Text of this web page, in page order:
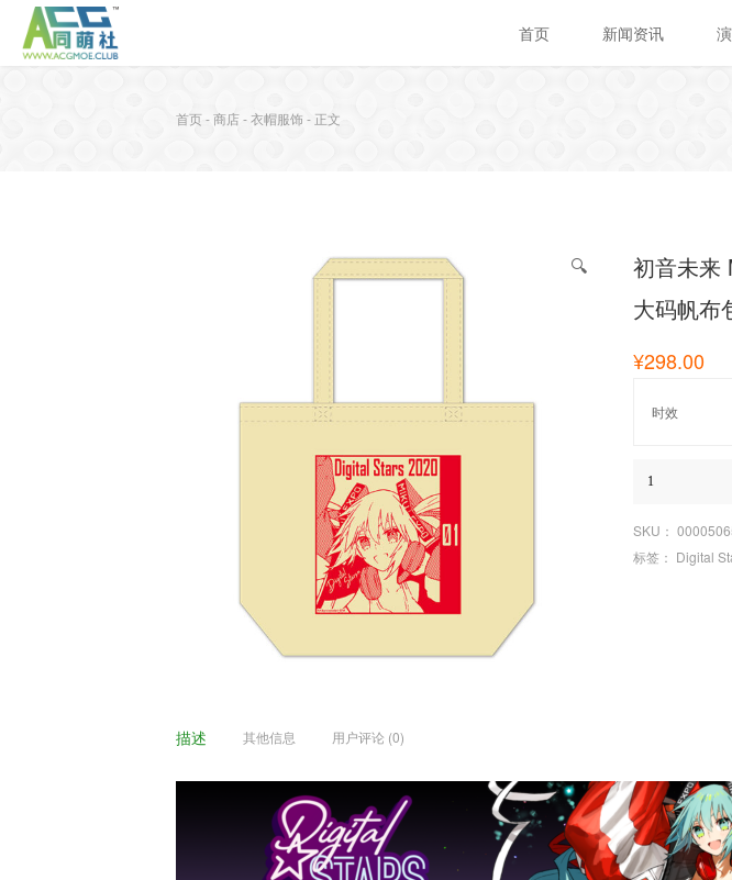
首页 新闻资讯
首页-商店-衣帽服饰 - 正文
🔍
初音未来
大码帆布
¥298.00
时效
SKU：
标签： Digital
描述 其他信息 用户评论 (0)